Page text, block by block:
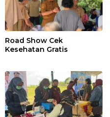
Road Show Cek
Kesehatan Gratis